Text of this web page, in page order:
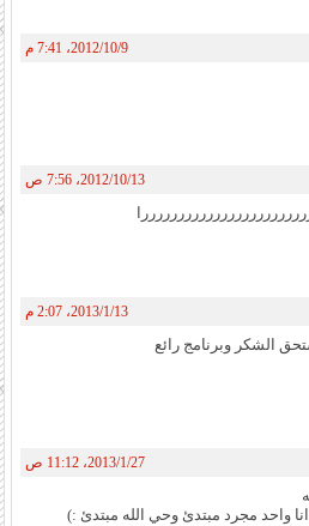
9‏/10‏/2012، 7:41 م
13‏/10‏/2012، 7:56 ص
13‏/1‏/2013، 2:07 م
الشكر وبرنامج رائع
27‏/1‏/2013، 11:12 ص
انا واحد مجرد مبتدئ وحي الله مبتدئ :)